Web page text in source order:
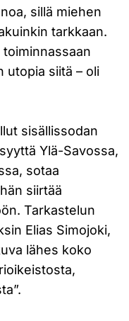
sillä miehen
tarkkaan.
utopia siitä – oli
sisällissodan
Ylä-Savossa,
sotaa
siirtää
Tarkastelun
Elias Simojoki,
lähes koko